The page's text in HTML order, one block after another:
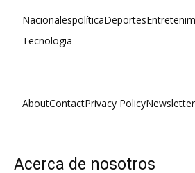
NacionalespolíticaDeportes
Tecnologia
AboutContactPrivacy PolicyNewsletter
Acerca de nosotros